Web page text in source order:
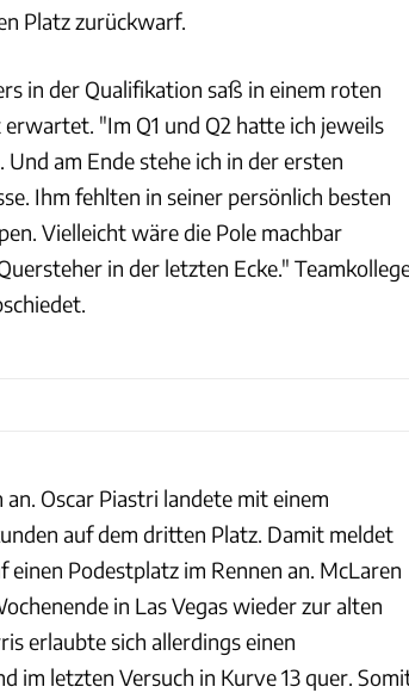
Platz zurückwarf.
in der Qualifikation saß in einem roten
"Im Q1 und Q2 hatte ich jeweils
am Ende stehe ich in der ersten
Ihm fehlten in seiner persönlich besten
Vielleicht wäre die Pole machbar
in der letzten Ecke."
Oscar Piastri landete mit einem
auf dem dritten Platz. Damit meldet
Podestplatz im Rennen an. McLaren
in Las Vegas wieder zur alten
erlaubte sich allerdings einen
im letzten Versuch in Kurve 13 quer.